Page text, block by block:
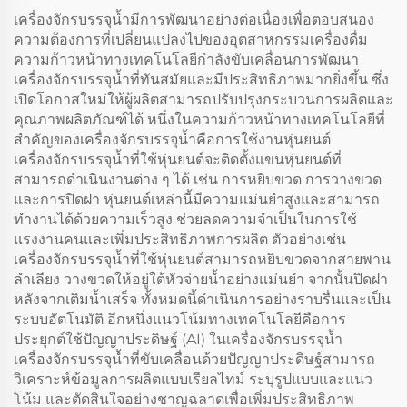
เครื่องจักรบรรจุน้ำมีการพัฒนาอย่างต่อเนื่องเพื่อตอบสนอง
ความต้องการที่เปลี่ยนแปลงไปของอุตสาหกรรมเครื่องดื่ม
ความก้าวหน้าทางเทคโนโลยีกำลังขับเคลื่อนการพัฒนา
เครื่องจักรบรรจุน้ำที่ทันสมัยและมีประสิทธิภาพมากยิ่งขึ้น ซึ่ง
เปิดโอกาสใหม่ให้ผู้ผลิตสามารถปรับปรุงกระบวนการผลิตและ
คุณภาพผลิตภัณฑ์ได้ หนึ่งในความก้าวหน้าทางเทคโนโลยีที่
สำคัญของเครื่องจักรบรรจุน้ำคือการใช้งานหุ่นยนต์
เครื่องจักรบรรจุน้ำที่ใช้หุ่นยนต์จะติดตั้งแขนหุ่นยนต์ที่
สามารถดำเนินงานต่าง ๆ ได้ เช่น การหยิบขวด การวางขวด
และการปิดฝา หุ่นยนต์เหล่านี้มีความแม่นยำสูงและสามารถ
ทำงานได้ด้วยความเร็วสูง ช่วยลดความจำเป็นในการใช้
แรงงานคนและเพิ่มประสิทธิภาพการผลิต ตัวอย่างเช่น
เครื่องจักรบรรจุน้ำที่ใช้หุ่นยนต์สามารถหยิบขวดจากสายพาน
ลำเลียง วางขวดให้อยู่ใต้หัวจ่ายน้ำอย่างแม่นยำ จากนั้นปิดฝา
หลังจากเติมน้ำเสร็จ ทั้งหมดนี้ดำเนินการอย่างราบรื่นและเป็น
ระบบอัตโนมัติ อีกหนึ่งแนวโน้มทางเทคโนโลยีคือการ
ประยุกต์ใช้ปัญญาประดิษฐ์ (AI) ในเครื่องจักรบรรจุน้ำ
เครื่องจักรบรรจุน้ำที่ขับเคลื่อนด้วยปัญญาประดิษฐ์สามารถ
วิเคราะห์ข้อมูลการผลิตแบบเรียลไทม์ ระบุรูปแบบและแนว
โน้ม และตัดสินใจอย่างชาญฉลาดเพื่อเพิ่มประสิทธิภาพ